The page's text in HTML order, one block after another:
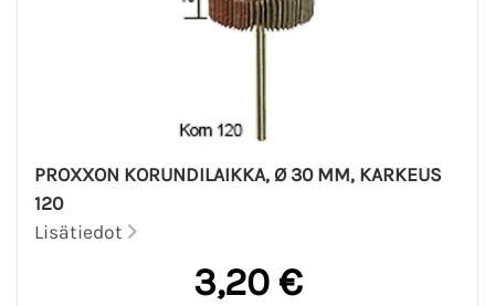
PROXXON KORUNDILAIKKA, Ø 30 MM, KARKEUS
120
Lisätiedot
3,20 €